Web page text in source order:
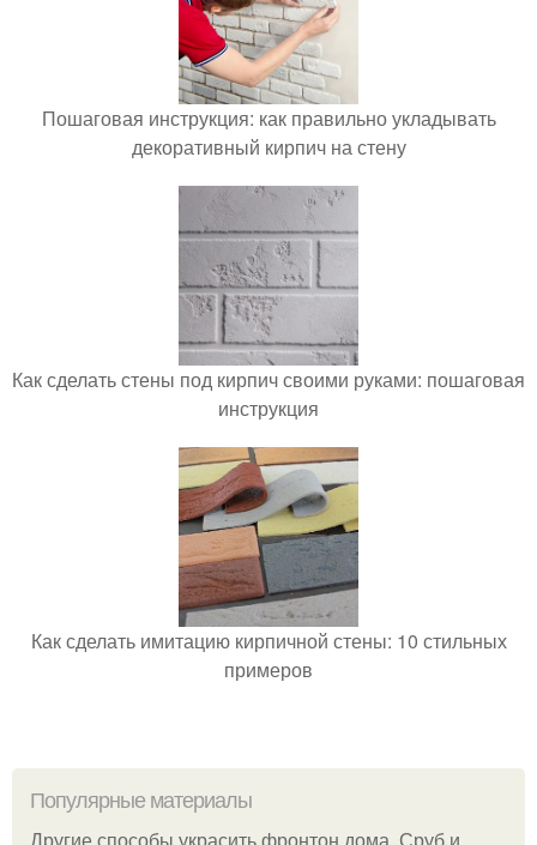
Пошаговая инструкция: как правильно укладывать
декоративный кирпич на стену
Как сделать стены под кирпич своими руками: пошаговая
инструкция
Как сделать имитацию кирпичной стены: 10 стильных
примеров
Популярные материалы
Другие способы украсить фронтон дома. Сруб и